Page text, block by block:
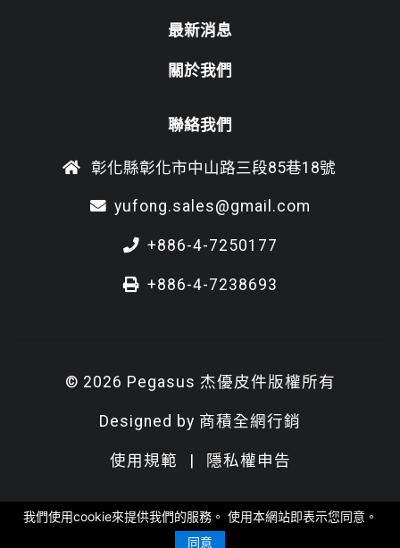
最新消息
關於我們
聯絡我們
彰化縣彰化市中山路三段85巷18號
yufong.sales@gmail.com
+886-4-7250177
+886-4-7238693
© 2026 Pegasus 杰優皮件版權所有
Designed by 商積全網行銷
使用規範 | 隱私權申告
我們使用cookie來提供我們的服務。 使用本網站即表示您同意。
同意